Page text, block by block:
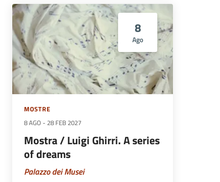
8
Ago
MOSTRE
8 AGO - 28 FEB 2027
Mostra / Luigi Ghirri. A series
of dreams
Palazzo dei Musei